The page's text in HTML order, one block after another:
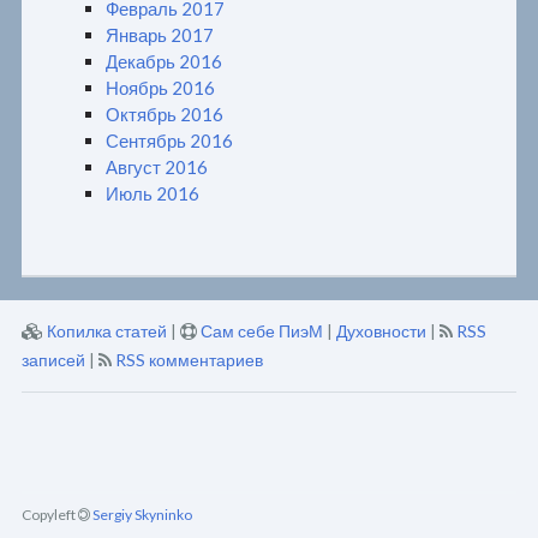
Февраль 2017
Январь 2017
Декабрь 2016
Ноябрь 2016
Октябрь 2016
Сентябрь 2016
Август 2016
Июль 2016
Копилка статей | Сам себе ПиэМ | Духовности |
RSS
записей | RSS комментариев
Copyleft Sergiy Skyninko